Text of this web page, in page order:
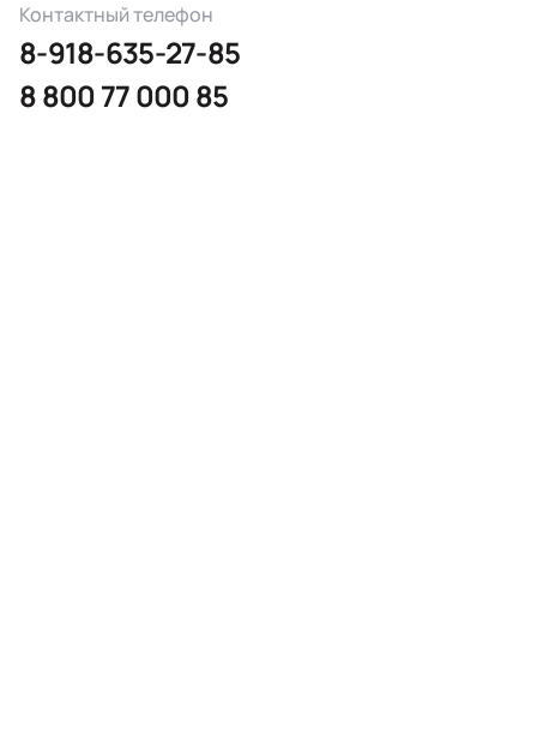
Контактный телефон
8-918-635-27-85
8 800 77 000 85